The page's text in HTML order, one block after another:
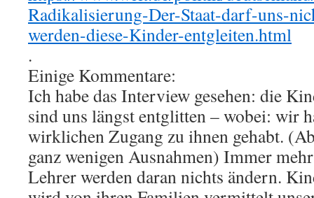
Radikalisierung-Der-Staat-darf-uns-
werden-diese-Kinder-entgleiten.html
.
Einige Kommentare:
Ich habe das Interview gesehen: die
sind uns längst entglitten – wobei: wir
wirklichen Zugang zu ihnen gehabt.
ganz wenigen Ausnahmen) Immer
Lehrer werden daran nichts ändern.